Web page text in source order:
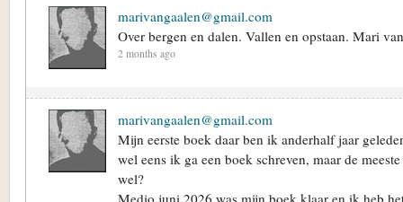
marivangaalen@gmail.com
Over bergen en dalen. Vallen en opstaan. Mari
2 months ago
marivangaalen@gmail.com
Mijn eerste boek daar ben ik anderhalf jaar
wel eens ik ga een boek schreven, maar de
wel?
Medio juni 2026 was mijn boek klaar en ik heb